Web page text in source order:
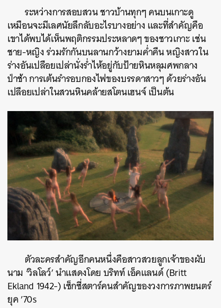
ระหว่างการสอบสวน ชาวบ้านทุกๆ คนบนเกาะดู
เหมือนจะมีเลศนัยลึกลับอะไรบางอย่าง และที่สำคัญคือ
เขาได้พบได้เห็นพฤติกรรมประหลาดๆ ของชาวเกาะ เช่น
ชาย-หญิง ร่วมรักกันบนลานกว้างยามค่ำคืน หญิงสาวใน
ร่างอันเปลือยเปล่านั่งร่ำไห้อยู่กับป้ายหินหลุมศพกลาง
ป่าช้า การเต้นรำรอบกองไฟของบรรดาสาวๆ ด้วยร่างอัน
เปลือยเปล่าในสวนหินคล้ายสโตนเฮนจ์ เป็นต้น
ตัวละครสำคัญอีกคนหนึ่งคือสาวสวยลูกเจ้าของผับ
นาม ‘วิลโลว์’ นำแสดงโดย บริทท์ เอ็คแลนด์ (Britt
Ekland 1942-) เซ็กซี่สตาร์คนสำคัญของวงการภาพยนตร์
ยุค ’70s